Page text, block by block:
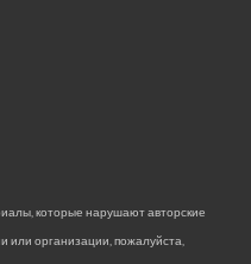
которые нарушают авторские
организации, пожалуйста,